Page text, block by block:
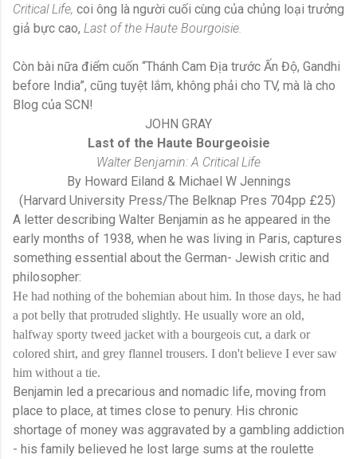
Critical Life, coi ông là người cuối cùng của chủng loại trưởng
giả bực cao, Last of the Haute Bourgoisie.
Còn bài nữa điểm cuốn “Thánh Cam Địa trước Ấn Độ, Gandhi
before India”, cũng tuyệt lắm, không phải cho TV, mà là cho
Blog của SCN!
JOHN GRAY
Last of the Haute Bourgeoisie
Walter Benjamin: A Critical Life
By Howard Eiland & Michael W Jennings
(Harvard University Press/The Belknap Pres 704pp £25)
A letter describing Walter Benjamin as he appeared in the
early months of 1938, when he was living in Paris, captures
something essential about the German- Jewish critic and
philosopher:
He had nothing of the bohemian about him. In those days, he had
a pot belly that protruded slightly. He usually wore an old,
halfway sporty tweed jacket with a bourgeois cut, a dark or
colored shirt, and grey flannel trousers. I don't believe I ever saw
him without a tie.
Benjamin led a precarious and nomadic life, moving from
place to place, at times close to penury. His chronic
shortage of money was aggravated by a gambling addiction
- his family believed he lost large sums at the roulette